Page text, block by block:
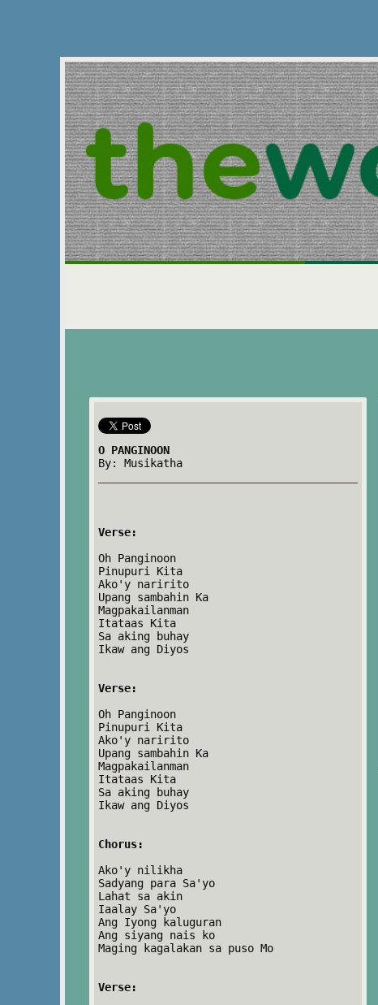
O PANGINOON
By: Musikatha
Verse:
Oh Panginoon
Pinupuri Kita
Ako'y naririto
Upang sambahin Ka
Magpakailanman
Itataas Kita
Sa aking buhay
Ikaw ang Diyos
Verse:
Oh Panginoon
Pinupuri Kita
Ako'y naririto
Upang sambahin Ka
Magpakailanman
Itataas Kita
Sa aking buhay
Ikaw ang Diyos
Chorus:
Ako'y nilikha
Sadyang para Sa'yo
Lahat sa akin
Iaalay Sa'yo
Ang Iyong kaluguran
Ang siyang nais ko
Maging kagalakan sa puso Mo
Verse: